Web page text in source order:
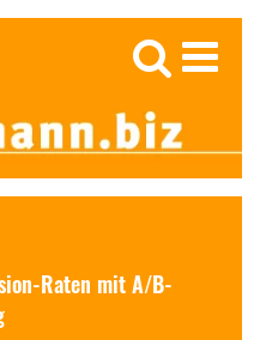
Raten mit A/B-